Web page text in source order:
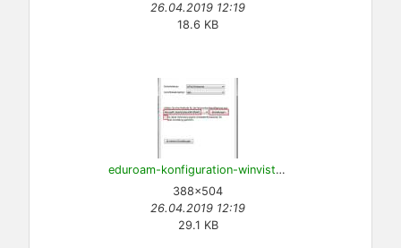
26.04.2019 12:19
18.6 KB
eduroam-konfiguration-winvista-5.jpg
388×504
26.04.2019 12:19
29.1 KB